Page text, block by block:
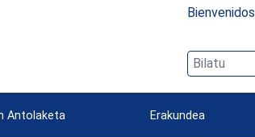
Bienvenidos
Antolaketa Erakundea